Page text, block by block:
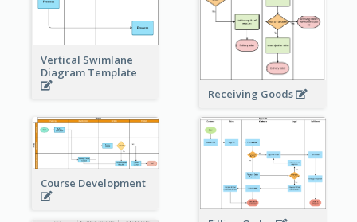
Vertical Swimlane
Diagram Template
Receiving Goods
Course Development